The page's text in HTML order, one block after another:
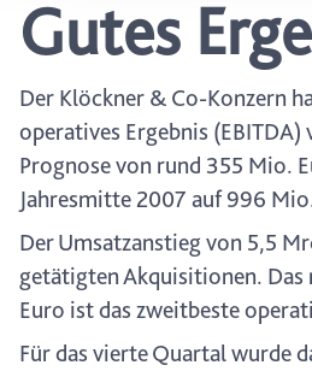
Gutes
Der Klöckner & Co-Konzern
operatives Ergebnis
Prognose von rund 355 Mio.
Jahresmitte 2007 auf 996
Der Umsatzanstieg von 5,5
getätigten Akquisitionen. Das
Euro ist das zweitbeste
Für das vierte Quartal wurde